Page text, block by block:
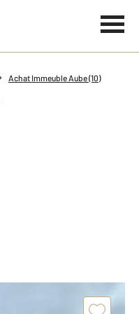
Achat Immeuble Aube (10)